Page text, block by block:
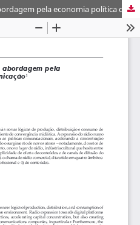
Rádio e convergência: uma abordagem pela economia política da comunicação